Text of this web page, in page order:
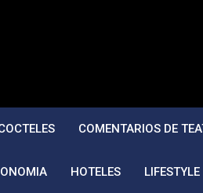
COMENTARIOS DE
HOTELES LIFESTYLE